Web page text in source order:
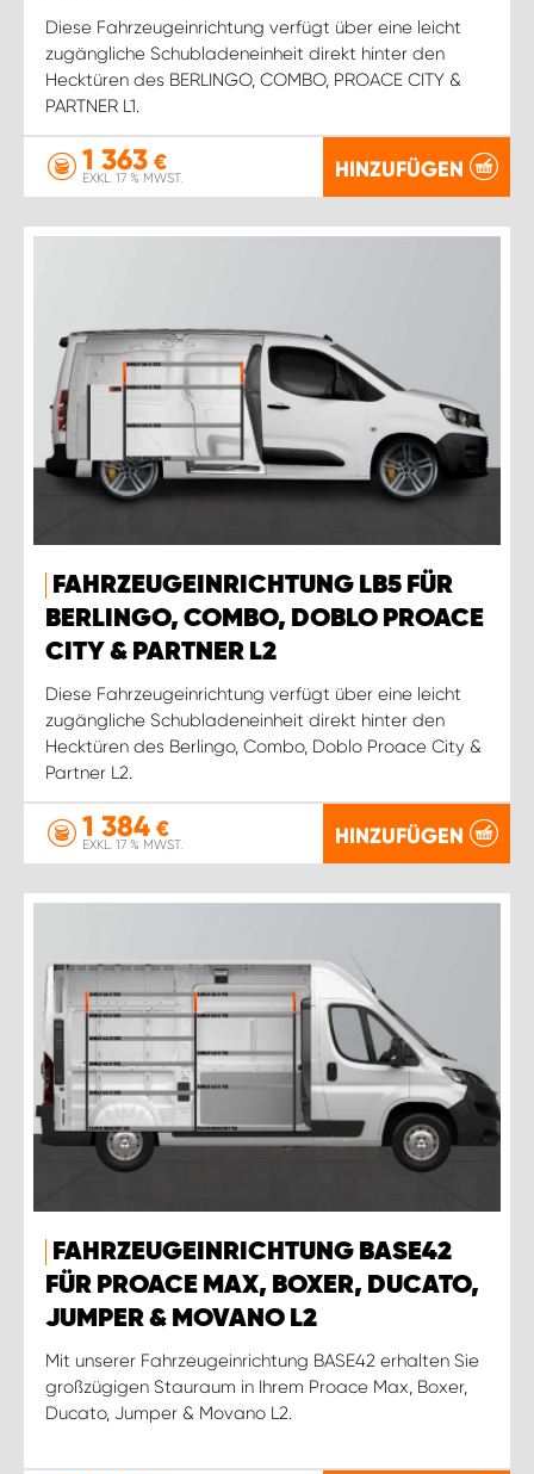
Diese Fahrzeugeinrichtung verfügt über eine leicht
zugängliche Schubladeneinheit direkt hinter den
Hecktüren des BERLINGO, COMBO, PROACE CITY &
PARTNER L1.
1 363 €
EXKL. 17 % MWST. HINZUFÜGEN
FAHRZEUGEINRICHTUNG LB5 FÜR
BERLINGO, COMBO, DOBLO PROACE
CITY & PARTNER L2
Diese Fahrzeugeinrichtung verfügt über eine leicht
zugängliche Schubladeneinheit direkt hinter den
Hecktüren des Berlingo, Combo, Doblo Proace City &
Partner L2.
1 384 €
EXKL. 17 % MWST. HINZUFÜGEN
FAHRZEUGEINRICHTUNG BASE42
FÜR PROACE MAX, BOXER, DUCATO,
JUMPER & MOVANO L2
Mit unserer Fahrzeugeinrichtung BASE42 erhalten Sie
großzügigen Stauraum in Ihrem Proace Max, Boxer,
Ducato, Jumper & Movano L2.